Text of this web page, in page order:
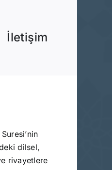
İletişim
dilsel,
rivayetlere